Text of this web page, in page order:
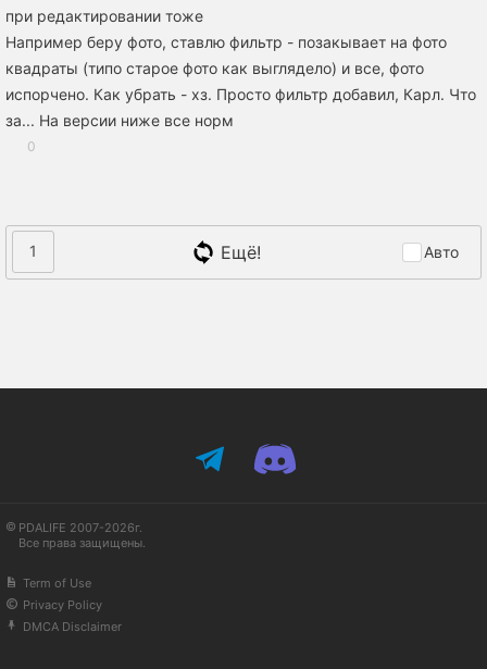
при редактировании тоже
Например беру фото, ставлю фильтр - позакывает на фото
квадраты (типо старое фото как выглядело) и все, фото
испорчено. Как убрать - хз. Просто фильтр добавил, Карл. Что
за... На версии ниже все норм
0
1 Ещё! Авто
PDALIFE 2007-2026г.
Все права защищены.
Term of Use
Privacy Policy
DMCA Disclaimer